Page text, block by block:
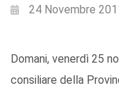
24 Novembre
Domani, venerdì 25
consiliare della